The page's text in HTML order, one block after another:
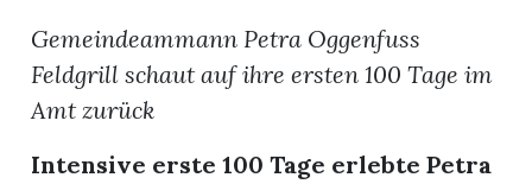
Gemeindeammann Petra Oggenfuss
Feldgrill schaut auf ihre ersten 100 Tage im
Amt zurück
Intensive erste 100 Tage erlebte Petra